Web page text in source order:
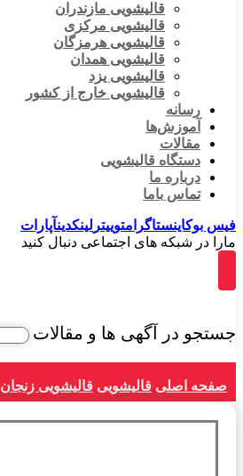
قالیشویی مازندران
قالیشویی مرکزی
قالیشویی هرمزگان
قالیشویی همدان
قالیشویی یزد
قالیشویی خارج از کشور
رسانه
آموزش‌ها
مقالات
دستگاه قالیشویی
درباره ما
تماس باما
فیس بوکاینستاگرامتوییتر لینکدینآپارات
مارا در شبکه های اجتماعی دنبال کنید
جستجو در آگهی ها و مقالات
صفحه اصلی قالیشویی قالیشویی زنجان